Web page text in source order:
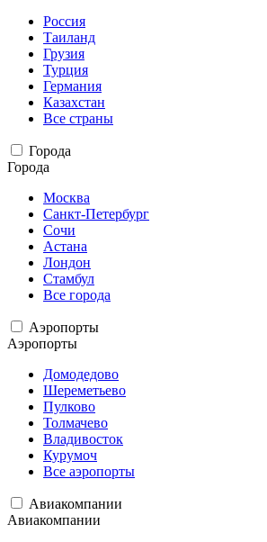
Россия
Таиланд
Грузия
Турция
Германия
Казахстан
Все страны
Города
Города
Москва
Санкт-Петербург
Сочи
Астана
Лондон
Стамбул
Все города
Аэропорты
Аэропорты
Домодедово
Шереметьево
Пулково
Толмачево
Владивосток
Курумоч
Все аэропорты
Авиакомпании
Авиакомпании